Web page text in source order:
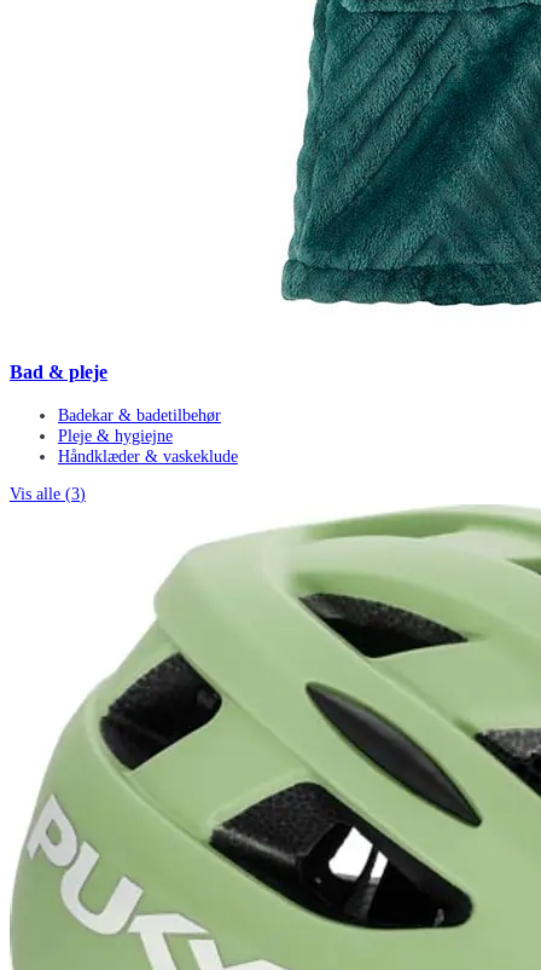
Bad & pleje
Badekar & badetilbehør
Pleje & hygiejne
Håndklæder & vaskeklude
Vis alle (3)